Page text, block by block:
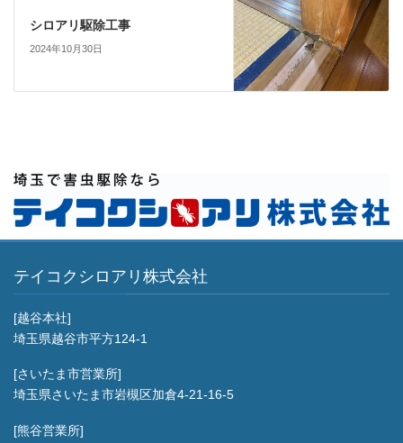
シロアリ駆除工事
2024年10月30日
テイコクシロアリ株式会社
[越谷本社]
埼玉県越谷市平方124-1
[さいたま市営業所]
埼玉県さいたま市岩槻区加倉4-21-16-5
[熊谷営業所]